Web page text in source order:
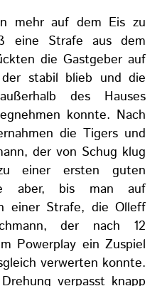
mehr auf dem Eis zu
eine Strafe aus dem
die Gastgeber auf
stabil blieb und die
des Hauses
konnte. Nach
die Tigers und
der von Schug klug
einer ersten guten
aber, bis man auf
einer Strafe, die Olleff
der nach 12
Powerplay ein Zuspiel
verwerten konnte.
verpasst knapp